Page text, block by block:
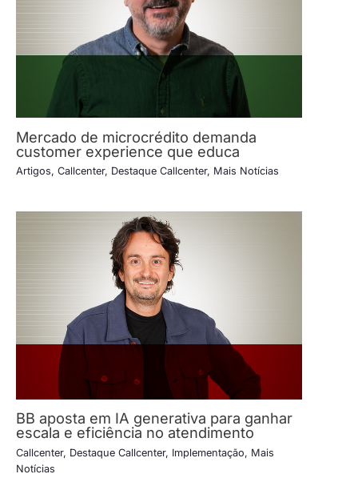
Mercado de microcrédito demanda
customer experience que educa
Artigos, Callcenter, Destaque Callcenter, Mais Notícias
BB aposta em IA generativa para ganhar
escala e eficiência no atendimento
Callcenter, Destaque Callcenter, Implementação, Mais
Notícias